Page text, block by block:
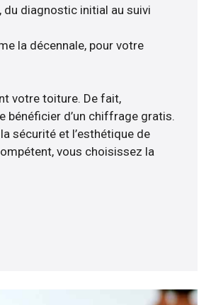
du diagnostic initial au suivi
la décennale, pour votre
votre toiture. De fait,
bénéficier d’un chiffrage gratis.
sécurité et l’esthétique de
vous choisissez la